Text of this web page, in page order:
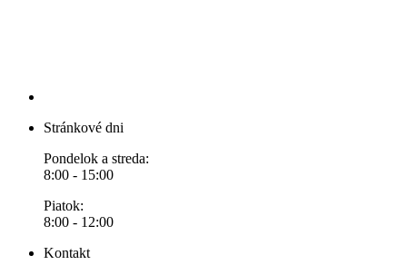
Stránkové dni
Pondelok a streda:
8:00 - 15:00
Piatok:
8:00 - 12:00
Kontakt